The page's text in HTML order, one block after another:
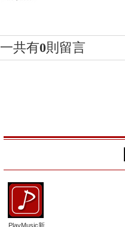
一共有0則留言
PlayMusic新